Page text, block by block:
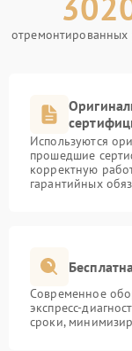
отремонтированных
Используются
прошедшие
корректную
гарантийных
Современное
экспресс-
сроки,